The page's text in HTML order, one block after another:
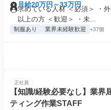
月給20万円～33万円
求めている人材 ＜必須＞ ・
以上の方 ＜歓迎＞ ・未...
制服あり 業界未経験歓迎 +37個
正社員
【知識/経験必要なし】業
ティング作業STAFF